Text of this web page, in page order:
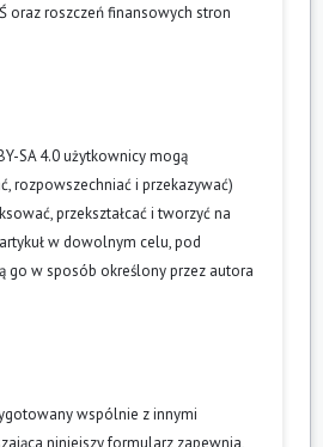
oraz roszczeń finansowych stron
SA 4.0 użytkownicy mogą
rozpowszechniać i przekazywać)
przekształcać i tworzyć na
w dowolnym celu, pod
go w sposób określony przez autora
wspólnie z innymi
niniejszy formularz zapewnia,